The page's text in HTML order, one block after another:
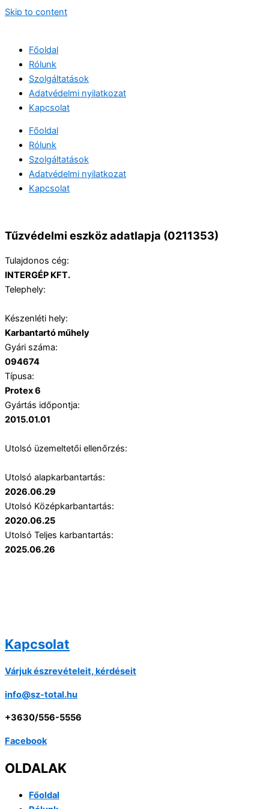
Skip to content
Főoldal
Rólunk
Szolgáltatások
Adatvédelmi nyilatkozat
Kapcsolat
Főoldal
Rólunk
Szolgáltatások
Adatvédelmi nyilatkozat
Kapcsolat
Tűzvédelmi eszköz adatlapja (0211353)
Tulajdonos cég:
INTERGÉP KFT.
Telephely:
Készenléti hely:
Karbantartó műhely
Gyári száma:
094674
Típusa:
Protex 6
Gyártás időpontja:
2015.01.01
Utolsó üzemeltetői ellenőrzés:
Utolsó alapkarbantartás:
2026.06.29
Utolsó Középkarbantartás:
2020.06.25
Utolsó Teljes karbantartás:
2025.06.26
Kapcsolat
Várjuk észrevételeit, kérdéseit
info@sz-total.hu
+3630/556-5556
Facebook
OLDALAK
Főoldal